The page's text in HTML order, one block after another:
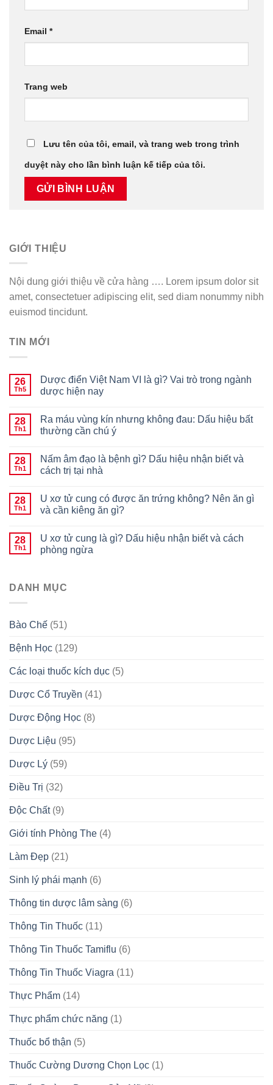
Email *
Trang web
Lưu tên của tôi, email, và trang web trong trình
duyệt này cho lần bình luận kế tiếp của tôi.
GIỚI THIỆU
Nội dung giới thiệu về cửa hàng …. Lorem ipsum dolor sit
amet, consectetuer adipiscing elit, sed diam nonummy nibh
euismod tincidunt.
TIN MỚI
26
Th5
Dược điển Việt Nam VI là gì? Vai trò trong ngành
dược hiện nay
28
Th1
Ra máu vùng kín nhưng không đau: Dấu hiệu bất
thường cần chú ý
28
Th1
Nấm âm đạo là bệnh gì? Dấu hiệu nhận biết và
cách trị tại nhà
28
Th1
U xơ tử cung có được ăn trứng không? Nên ăn gì
và cần kiêng ăn gì?
28
Th1
U xơ tử cung là gì? Dấu hiệu nhận biết và cách
phòng ngừa
DANH MỤC
Bào Chế (51)
Bệnh Học (129)
Các loại thuốc kích dục (5)
Dược Cổ Truyền (41)
Dược Động Học (8)
Dược Liệu (95)
Dược Lý (59)
Điều Trị (32)
Độc Chất(9)
Giới tính Phòng The (4)
Làm Đẹp (21)
Sinh lý phái mạnh (6)
Thông tin dược lâm sàng (6)
Thông Tin Thuốc (11)
Thông Tin Thuốc Tamiflu (6)
Thông Tin Thuốc Viagra (11)
Thực Phẩm (14)
Thực phẩm chức năng (1)
Thuốc bổ thận (5)
Thuốc Cường Dương Chọn Lọc (1)